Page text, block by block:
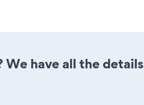
We have all the details